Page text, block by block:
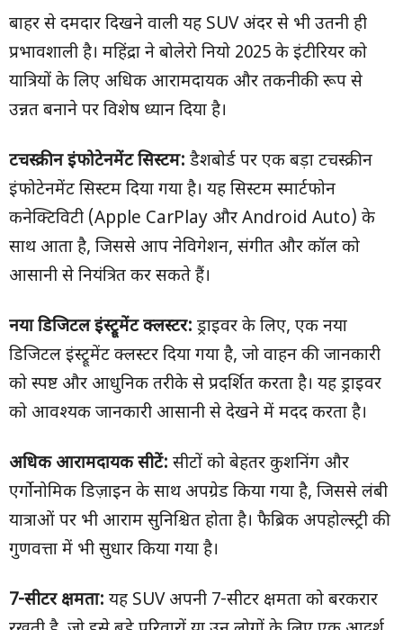
बाहर से दमदार दिखने वाली यह SUV अंदर से भी उतनी ही
प्रभावशाली है। महिंद्रा ने बोलेरो नियो 2025 के इंटीरियर को
यात्रियों के लिए अधिक आरामदायक और तकनीकी रूप से
उन्नत बनाने पर विशेष ध्यान दिया है।
टचस्क्रीन इंफोटेनमेंट सिस्टम: डैशबोर्ड पर एक बड़ा टचस्क्रीन
इंफोटेनमेंट सिस्टम दिया गया है। यह सिस्टम स्मार्टफोन
कनेक्टिविटी (Apple CarPlay और Android Auto) के
साथ आता है, जिससे आप नेविगेशन, संगीत और कॉल को
आसानी से नियंत्रित कर सकते हैं।
नया डिजिटल इंस्ट्रूमेंट क्लस्टर: ड्राइवर के लिए, एक नया
डिजिटल इंस्ट्रूमेंट क्लस्टर दिया गया है, जो वाहन की जानकारी
को स्पष्ट और आधुनिक तरीके से प्रदर्शित करता है। यह ड्राइवर
को आवश्यक जानकारी आसानी से देखने में मदद करता है।
अधिक आरामदायक सीटें: सीटों को बेहतर कुशनिंग और
एर्गोनोमिक डिज़ाइन के साथ अपग्रेड किया गया है, जिससे लंबी
यात्राओं पर भी आराम सुनिश्चित होता है। फैब्रिक अपहोल्स्ट्री की
गुणवत्ता में भी सुधार किया गया है।
7-सीटर क्षमता: यह SUV अपनी 7-सीटर क्षमता को बरकरार